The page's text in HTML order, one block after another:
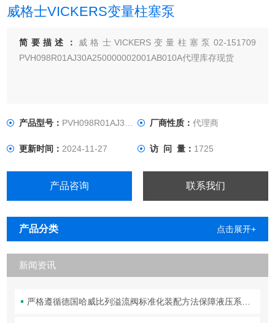
威格士VICKERS变量柱塞泵
简要描述： 威格士VICKERS变量柱塞泵02-151709
PVH098R01AJ30A250000002001AB010A代理库存现货
产品型号： PVH098R01AJ30A25000000200 厂商性质： 代理商
更新时间：2024-11-27 访 问 量： 1725
产品咨询 联系我们
产品分类 点击展开+
新闻资讯
严格遵循德国哈威比列溢流阀标准化装配方法保障液压系统压力调控精准可靠